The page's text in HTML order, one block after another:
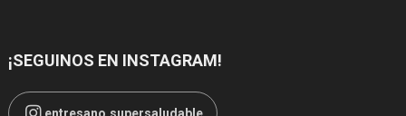
¡SEGUINOS EN INSTAGRAM!